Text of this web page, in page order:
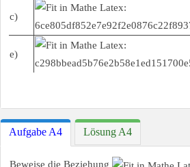
c)
e)
Aufgabe A4 Lösung A4
Beweise die Beziehung